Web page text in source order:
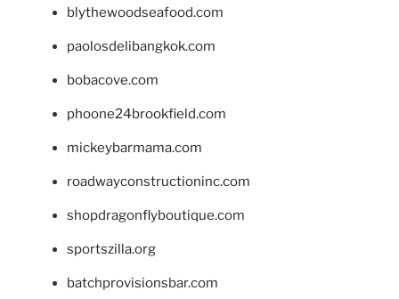
blythewoodseafood.com
paolosdelibangkok.com
bobacove.com
phoone24brookfield.com
mickeybarmama.com
roadwayconstructioninc.com
shopdragonflyboutique.com
sportszilla.org
batchprovisionsbar.com